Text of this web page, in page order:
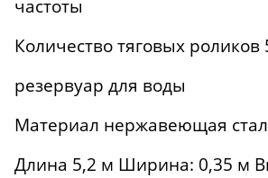
частоты
Количество тяговых роликов
резервуар для воды
Материал нержавеющая
Длина 5,2 м Ширина: 0,35 м